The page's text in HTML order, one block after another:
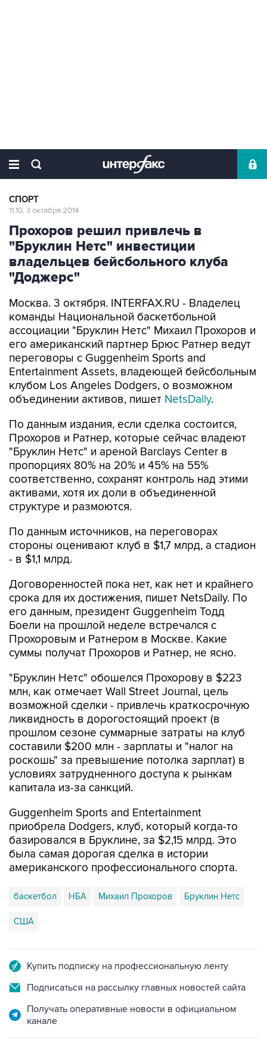
СПОРТ
11:10, 3 октября 2014
Прохоров решил привлечь в
"Бруклин Нетс" инвестиции
владельцев бейсбольного клуба
"Доджерс"
Москва. 3 октября. INTERFAX.RU - Владелец
команды Национальной баскетбольной
ассоциации "Бруклин Нетс" Михаил Прохоров и
его американский партнер Брюс Ратнер ведут
переговоры с Guggenheim Sports and
Entertainment Assets, владеющей бейсбольным
клубом Los Angeles Dodgers, о возможном
объединении активов, пишет NetsDaily.
По данным издания, если сделка состоится,
Прохоров и Ратнер, которые сейчас владеют
"Бруклин Нетс" и ареной Barclays Center в
пропорциях 80% на 20% и 45% на 55%
соответственно, сохранят контроль над этими
активами, хотя их доли в объединенной
структуре и размоются.
По данным источников, на переговорах
стороны оценивают клуб в $1,7 млрд, а стадион
- в $1,1 млрд.
Договоренностей пока нет, как нет и крайнего
срока для их достижения, пишет NetsDaily. По
его данным, президент Guggenheim Тодд
Боели на прошлой неделе встречался с
Прохоровым и Ратнером в Москве. Какие
суммы получат Прохоров и Ратнер, не ясно.
"Бруклин Нетс" обошелся Прохорову в $223
млн, как отмечает Wall Street Journal, цель
возможной сделки - привлечь краткосрочную
ликвидность в дорогостоящий проект (в
прошлом сезоне суммарные затраты на клуб
составили $200 млн - зарплаты и "налог на
роскошь" за превышение потолка зарплат) в
условиях затрудненного доступа к рынкам
капитала из-за санкций.
Guggenheim Sports and Entertainment
приобрела Dodgers, клуб, который когда-то
базировался в Бруклине, за $2,15 млрд. Это
была самая дорогая сделка в истории
американского профессионального спорта.
баскетбол НБА Михаил Прохоров Бруклин Нетс
США
Купить подписку на профессиональную ленту
Подписаться на рассылку главных новостей сайта
Получать оперативные новости в официальном
канале